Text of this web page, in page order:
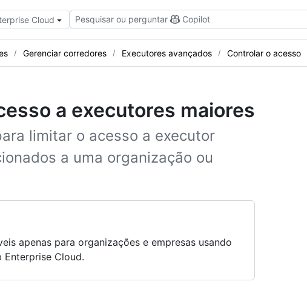
Cloud Pesquisar ou perguntar Copilot
Gerenciar corredores Executores avançados Controlar o acesso
a executores maiores
limitar o acesso a executor
a uma organização ou
apenas para organizações e empresas usando
Enterprise Cloud.